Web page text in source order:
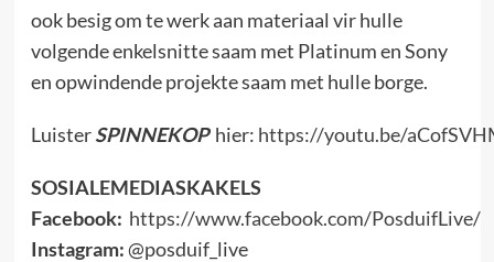
ook besig om te werk aan materiaal vir hulle
volgende enkelsnitte saam met Platinum en Sony
en opwindende projekte saam met hulle borge.
LuisterSPINNEKOP hier: https://youtu.be/
SOSIALEMEDIASKAKELS
Facebook: https://www.facebook.com/PosduifLive/
Instagram:@posduif_live